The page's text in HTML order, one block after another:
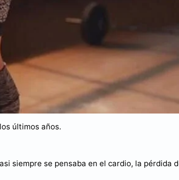
últimos años.
siempre se pensaba en el cardio, la pérdida